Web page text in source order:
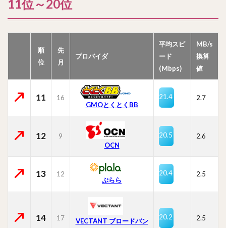
11位～20位
順
位
先
月
プロバイダ
平均スピ
ード
(Mbps)
MB/s
換算
値
11
16
GMOとくとくBB
21.4 2.7
12
9
OCN
20.5 2.6
13 12
ぷらら
20.4 2.5
14 17
VECTANT ブロードバン
20.2 2.5